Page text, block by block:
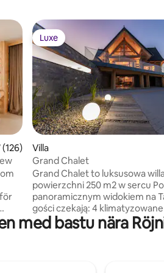
5 i genomsnittligt betyg, 126
View
det
Luxe
Luxe
Villa
Grand Chalet
Grand Chalet to luksusowa
powierzchni 250 m2 w sercu
panoramicznym widokiem na
gości czekają: 4 klimatyzowane sypialnie,
4 łazienki, jacuzzi z widokiem,
gier z bilardem i PS5, strefa
med bastu nära